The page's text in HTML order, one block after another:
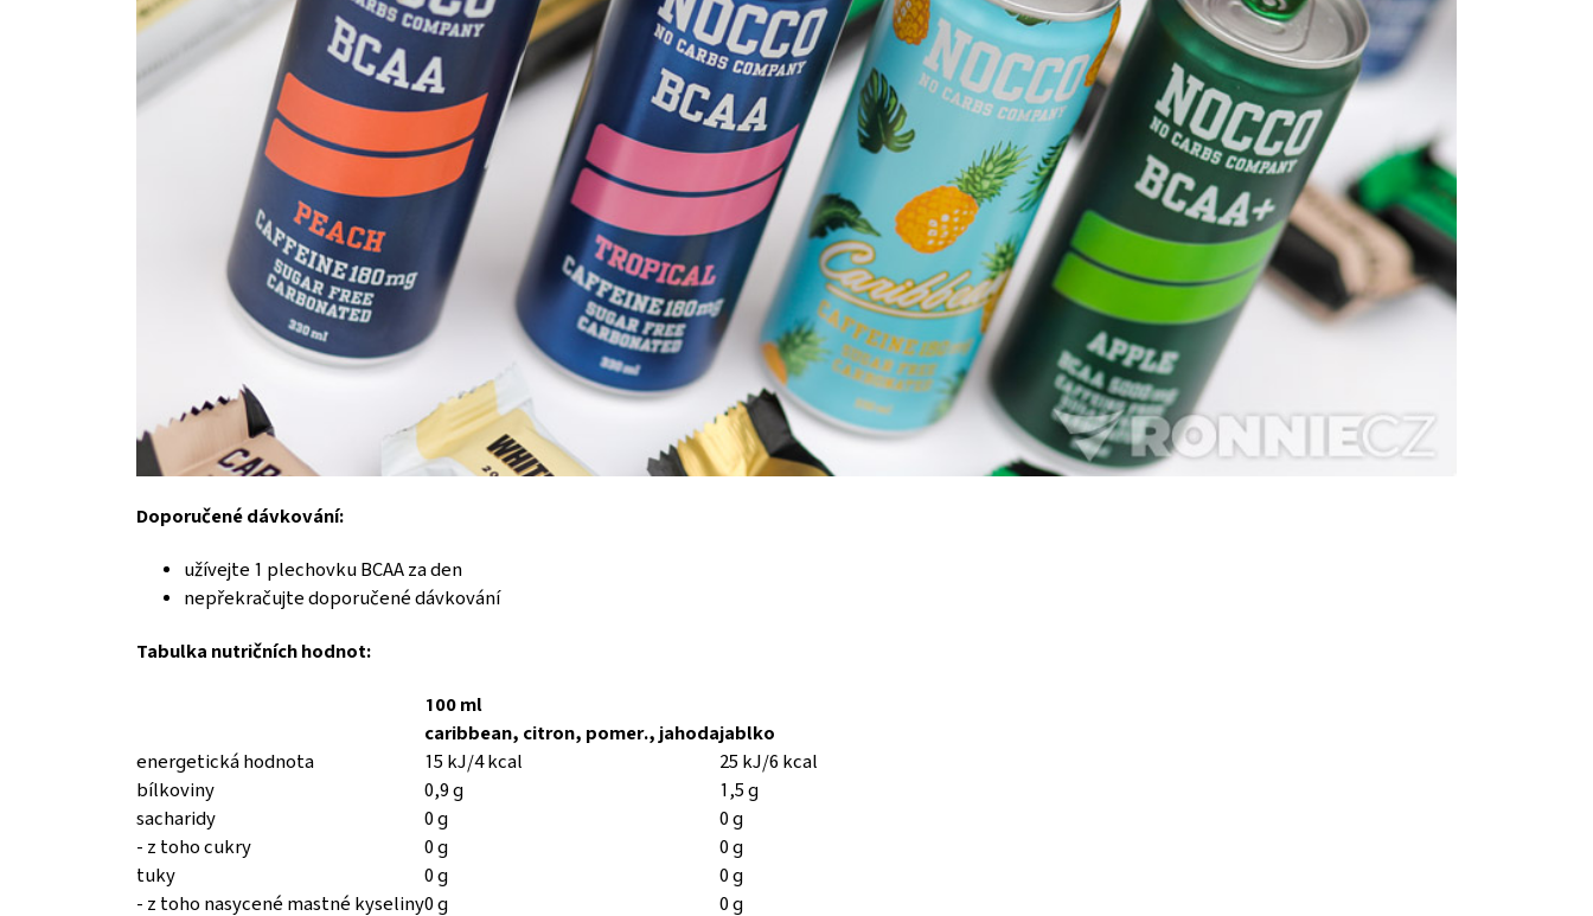
Doporučené dávkování:
užívejte 1 plechovku BCAA za den
nepřekračujte doporučené dávkování
Tabulka nutričních hodnot:
100 ml
caribbean, citron, pomer., jahodajablko
energetická hodnota
15 kJ/4 kcal
25 kJ/6 kcal
bílkoviny
0,9 g
1,5 g
sacharidy
0 g
0 g
- z toho cukry
0 g
0 g
tuky
0 g
0 g
- z toho nasycené mastné kyseliny0 g
0 g